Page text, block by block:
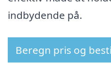
indbydende på.
Beregn pris og